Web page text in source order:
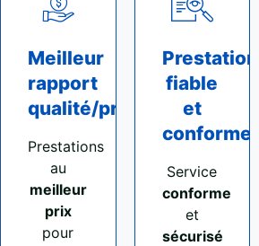
Meilleur
rapport
qualité/prix
Prestations
au
meilleur
prix
pour
Prestation
fiable
et
conforme
Service
conforme
et
sécurisé